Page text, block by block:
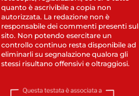
quanto è ascrivibile a copia non
autorizzata. La redazione non è
responsabile dei commenti presenti sul
sito. Non potendo esercitare un
controllo continuo resta disponibile ad
eliminarli su segnalazione qualora gli
stessi risultano offensivi e oltraggiosi.